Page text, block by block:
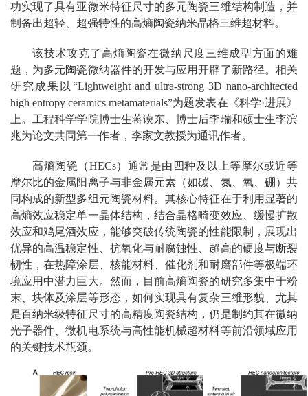
功实现了具有亚微米特征尺寸的多元陶瓷三维结构制造，并
制备出超轻、超强特性的高熵陶瓷纳米晶格三维超材料。
该技术攻克了高熵陶瓷在微纳尺度三维成型方面的难
题，为多元陶瓷微纳器件的开发与应用开辟了新路径。相关
研究成果以“Lightweight and ultra-strong 3D nano-architected
high entropy ceramics metamaterials”为题发表在《科学·进展》
上。工程科学学院博士生蒋谟东、博士后李瑞和硕士生李滨
兆为论文共同第一作者，李家文教授为通讯作者。
高熵陶瓷（HECs）通常是由四种及以上等摩尔或近等
摩尔比的金属阳离子与非金属元素（如碳、氮、氧、硼）共
同构成的新型多组元陶瓷材料。其核心特征在于利用显著的
高熵效应稳定单一晶体结构，结合晶格畸变效应、缓慢扩散
效应和鸡尾酒效应，能够突破传统陶瓷的性能限制，展现出
优异的高温稳定性、抗氧化与耐腐蚀性、超高的硬度与断裂
韧性，在热障涂层、核能材料、催化剂和耐磨部件等极端环
境应用中潜力巨大。然而，目前高熵陶瓷的研究多集中于粉
末、块体及涂层等形态，如何实现具有复杂三维形貌、尤其
是百纳米级特征尺寸的高精度陶瓷结构，仍是制约其在微纳
光子器件、微机电系统与高性能机械超材料等前沿领域应用
的关键技术瓶颈。